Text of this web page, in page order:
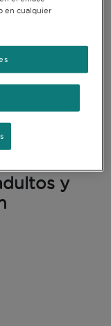
y
en cualquier